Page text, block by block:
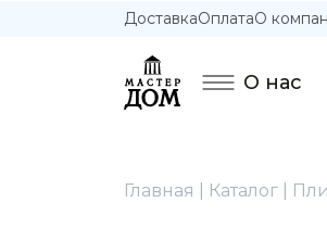
ДоставкаОплатаО
О нас
Главная Каталог